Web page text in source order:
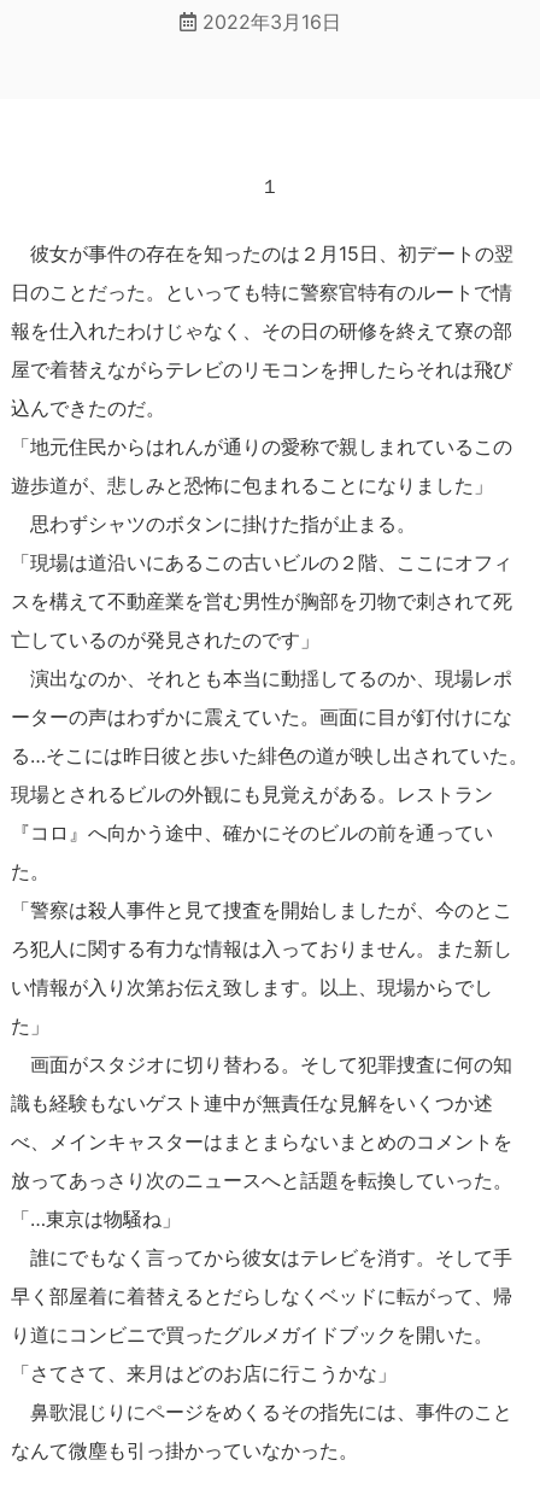
2022年3月16日
１
彼女が事件の存在を知ったのは２月15日、初デートの翌
日のことだった。といっても特に警察官特有のルートで情
報を仕入れたわけじゃなく、その日の研修を終えて寮の部
屋で着替えながらテレビのリモコンを押したらそれは飛び
込んできたのだ。
「地元住民からはれんが通りの愛称で親しまれているこの
遊歩道が、悲しみと恐怖に包まれることになりました」
思わずシャツのボタンに掛けた指が止まる。
「現場は道沿いにあるこの古いビルの２階、ここにオフィ
スを構えて不動産業を営む男性が胸部を刃物で刺されて死
亡しているのが発見されたのです」
演出なのか、それとも本当に動揺してるのか、現場レポ
ーターの声はわずかに震えていた。画面に目が釘付けにな
る…そこには昨日彼と歩いた緋色の道が映し出されていた。
現場とされるビルの外観にも見覚えがある。レストラン
『コロ』へ向かう途中、確かにそのビルの前を通ってい
た。
「警察は殺人事件と見て捜査を開始しましたが、今のとこ
ろ犯人に関する有力な情報は入っておりません。また新し
い情報が入り次第お伝え致します。以上、現場からでし
た」
画面がスタジオに切り替わる。そして犯罪捜査に何の知
識も経験もないゲスト連中が無責任な見解をいくつか述
べ、メインキャスターはまとまらないまとめのコメントを
放ってあっさり次のニュースへと話題を転換していった。
「…東京は物騒ね」
誰にでもなく言ってから彼女はテレビを消す。そして手
早く部屋着に着替えるとだらしなくベッドに転がって、帰
り道にコンビニで買ったグルメガイドブックを開いた。
「さてさて、来月はどのお店に行こうかな」
鼻歌混じりにページをめくるその指先には、事件のこと
なんて微塵も引っ掛かっていなかった。